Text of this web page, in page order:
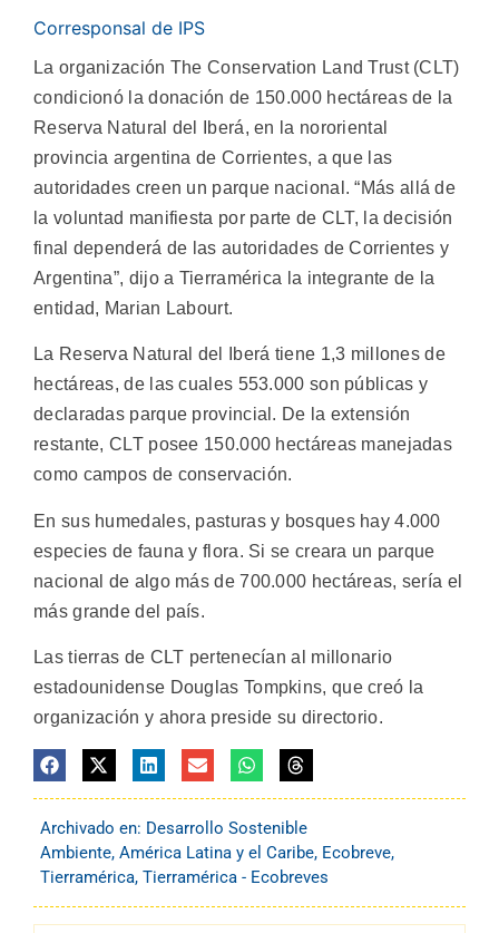
Corresponsal de IPS
La organización The Conservation Land Trust (CLT)
condicionó la donación de 150.000 hectáreas de la
Reserva Natural del Iberá, en la nororiental
provincia argentina de Corrientes, a que las
autoridades creen un parque nacional.“Más allá de
la voluntad manifiesta por parte de CLT, la decisión
final dependerá de las autoridades de Corrientes y
Argentina”, dijo a Tierramérica la integrante de la
entidad, Marian Labourt.
La Reserva Natural del Iberá tiene 1,3 millones de
hectáreas, de las cuales 553.000 son públicas y
declaradas parque provincial. De la extensión
restante, CLT posee 150.000 hectáreas manejadas
como campos de conservación.
En sus humedales, pasturas y bosques hay 4.000
especies de fauna y flora. Si se creara un parque
nacional de algo más de 700.000 hectáreas, sería el
más grande del país.
Las tierras de CLT pertenecían al millonario
estadounidense Douglas Tompkins, que creó la
organización y ahora preside su directorio.
Archivado en: Desarrollo Sostenible
Ambiente, América Latina y el Caribe, Ecobreve,
Tierramérica, Tierramérica - Ecobreves